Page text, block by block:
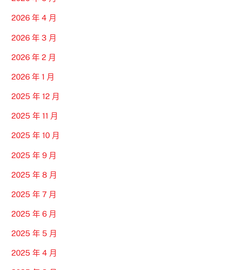
2026 年 4 月
2026 年 3 月
2026 年 2 月
2026 年 1 月
2025 年 12 月
2025 年 11 月
2025 年 10 月
2025 年 9 月
2025 年 8 月
2025 年 7 月
2025 年 6 月
2025 年 5 月
2025 年 4 月